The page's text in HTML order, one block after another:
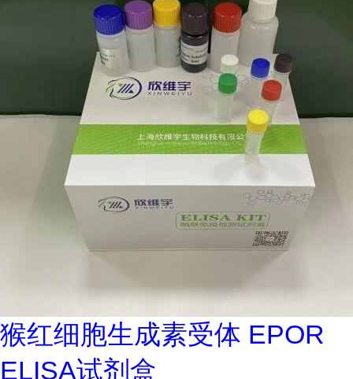
猴红细胞生成素受体 EPOR
ELISA试剂盒